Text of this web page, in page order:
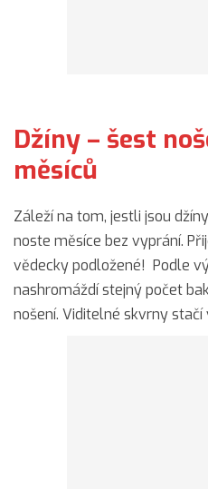
Džíny – šest
měsíců
Záleží na tom, jestli jsou
noste měsíce bez vyprání.
vědecky podložené! Podle
nashromáždí stejný počet
nošení. Viditelné skvrny